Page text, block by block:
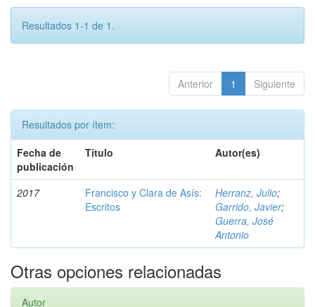
Resultados 1-1 de 1.
Anterior 1 Siguiente
Resultados por ítem:
Fecha de
publicación
Título Autor(es)
2017
Francisco y Clara de Asís:
Escritos
Herranz, Julio;
Garrido, Javier;
Guerra, José
Antonio
Otras opciones relacionadas
Autor